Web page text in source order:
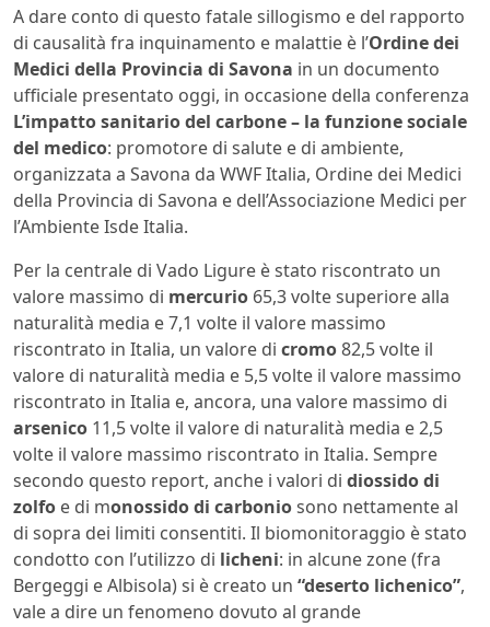
A dare conto di questo fatale sillogismo e del rapporto
di causalità fra inquinamento e malattie è l’Ordine dei
Medici della Provincia di Savona in un documento
ufficiale presentato oggi, in occasione della conferenza
L’impatto sanitario del carbone – la funzione sociale
del medico: promotore di salute e di ambiente,
organizzata a Savona da WWF Italia, Ordine dei Medici
della Provincia di Savona e dell’Associazione Medici per
l’Ambiente Isde Italia.
Per la centrale di Vado Ligure è stato riscontrato un
valore massimo di mercurio 65,3 volte superiore alla
naturalità media e 7,1 volte il valore massimo
riscontrato in Italia, un valore di cromo82,5 volte il
valore di naturalità media e 5,5 volte il valore massimo
riscontrato in Italia e, ancora, una valore massimo di
arsenico 11,5 volte il valore di naturalità media e 2,5
volte il valore massimo riscontrato in Italia. Sempre
secondo questo report, anche i valori di diossido di
zolfo e di monossido di carboniosono nettamente al
di sopra dei limiti consentiti. Il biomonitoraggio è stato
condotto con l’utilizzo di licheni: in alcune zone (fra
Bergeggi e Albisola) si è creato un “deserto lichenico”,
vale a dire un fenomeno dovuto al grande